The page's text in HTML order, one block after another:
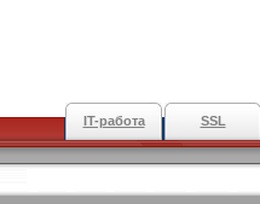
IT-работа SSL